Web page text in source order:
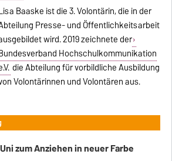
Baaske ist die 3. Volontärin, die in der
Presse- und Öffentlichkeitsarbeit
wird. 2019 zeichnete der
Hochschulkommunikation
die Abteilung für vorbildliche Ausbildung
Volontärinnen und Volontären aus.
Uni zum Anziehen in neuer Farbe